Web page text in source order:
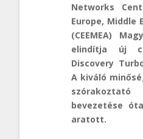
Networks
Europe, Middle
(CEEMEA)
elindítja új
Discovery
A kiváló
szórakoztató
bevezetése
aratott.